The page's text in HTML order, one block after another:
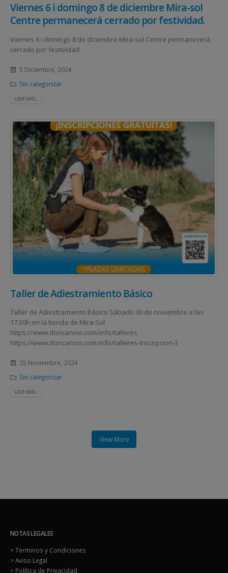
Viernes 6 i domingo 8 de diciembre Mira-sol
Centre permanecerá cerrado por festividad.
Viernes 6 i domingo 8 de diciembre Mira-sol Centre permanecerá
cerrado por festividad.
5 Diciembre, 2024
Sin categorizar
LEER MÁS...
Taller de Adiestramiento Básico
Taller de Adiestramiento Básico Sábado 30 de noviembre a las
17:30h en la tienda de Mira-Sol
https://www.doncanino.com/info/talleres
https://www.doncanino.com/info/talleres-inscripcion-3
25 Noviembre, 2024
Sin categorizar
LEER MÁS...
View More
NOTAS LEGALES
> Terminos y Condiciones
> Aviso Legal
> Política de Privacidad